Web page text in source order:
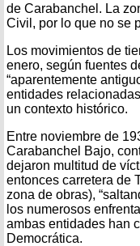
de Carabanchel. La
Civil, por lo que no se
Los movimientos de
enero, según fuentes
“aparentemente
entidades
un contexto histórico.
Entre noviembre de
Carabanchel Bajo,
dejaron multitud de
entonces carretera de
zona de obras),
los numerosos
ambas entidades han
Democrática.